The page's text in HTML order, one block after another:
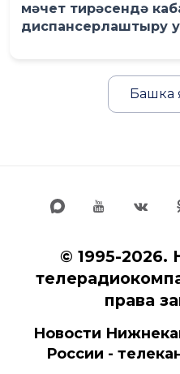
мәчет тирәсендә
диспансерлаштыру
Башка
© 1995-2026.
права
Новости
России -